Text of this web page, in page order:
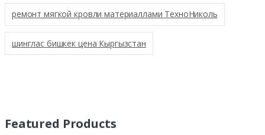
ремонт мягкой кровли материаллами ТехноНиколь
шинглас бишкек цена Кыргызстан
Featured Products